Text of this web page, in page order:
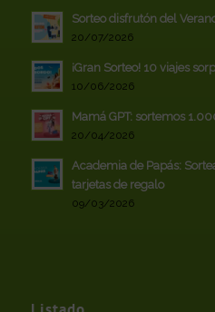
Sorteo disfrutón del
20/07/2026
¡Gran Sorteo! 10 viajes
10/06/2026
Mamá GPT: sortemos
20/04/2026
Academia de Papás:
tarjetas de regalo
09/03/2026